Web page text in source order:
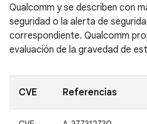
Qualcomm y se describen con
seguridad o la alerta de
correspondiente. Qualcomm
evaluación de la gravedad de
CVE Referencias